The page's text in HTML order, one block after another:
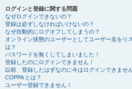
ログインと登録に関する問題
なぜログインできないの？
登録は必ずしなければいけないの？
なぜ自動的にログオフしてしまうの？
オンライン状態のユーザーとしてユーザー名をリ
は？
パスワードを無くしてしまいました！
登録したのにログインできません！
以前、登録したはずなのに今はログインできません
COPPA とは？
ユーザー登録できません！